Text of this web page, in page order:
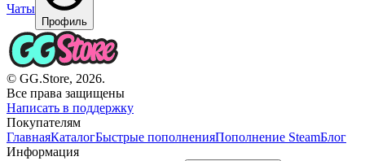
Чаты
Профиль
© GG.Store, 2026.
Все права защищены
Написать в поддержку
Покупателям
ГлавнаяКаталогБыстрые пополненияПополнение SteamБлог
Информация